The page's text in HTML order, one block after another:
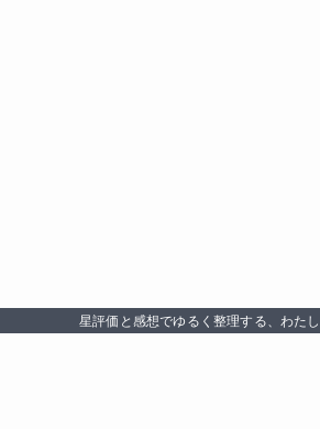
星評価と感想でゆるく整理する、わた